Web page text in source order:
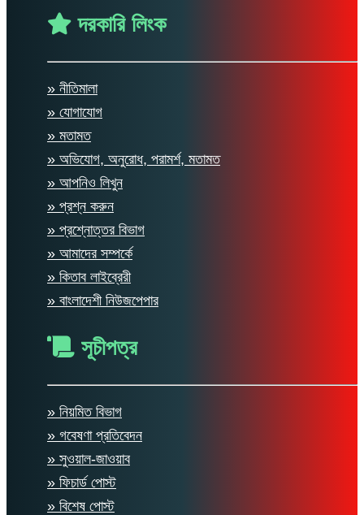
দরকারি লিংক
» নীতিমালা
» যোগাযোগ
» মতামত
» অভিযোগ, অনুরোধ, পরামর্শ, মতামত
» আপনিও লিখুন
» প্রশ্ন করুন
» প্রশ্নোত্তর বিভাগ
» আমাদের সম্পর্কে
» কিতাব লাইব্রেরী
» বাংলাদেশী নিউজপেপার
সূচীপত্র
» নিয়মিত বিভাগ
» গবেষণা প্রতিবেদন
» সুওয়াল-জাওয়াব
» ফিচার্ড পোস্ট
» বিশেষ পোস্ট